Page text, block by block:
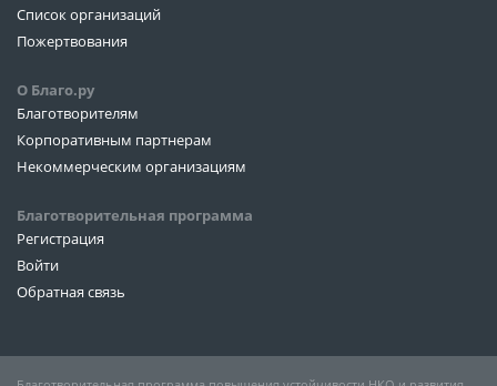
Список организаций
Пожертвования
О Благо.ру
Благотворителям
Корпоративным партнерам
Некоммерческим организациям
Благотворительная программа
Регистрация
Войти
Обратная связь